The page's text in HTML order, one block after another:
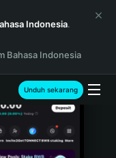
Indonesia.
Bahasa Indonesia
Unduh sekarang